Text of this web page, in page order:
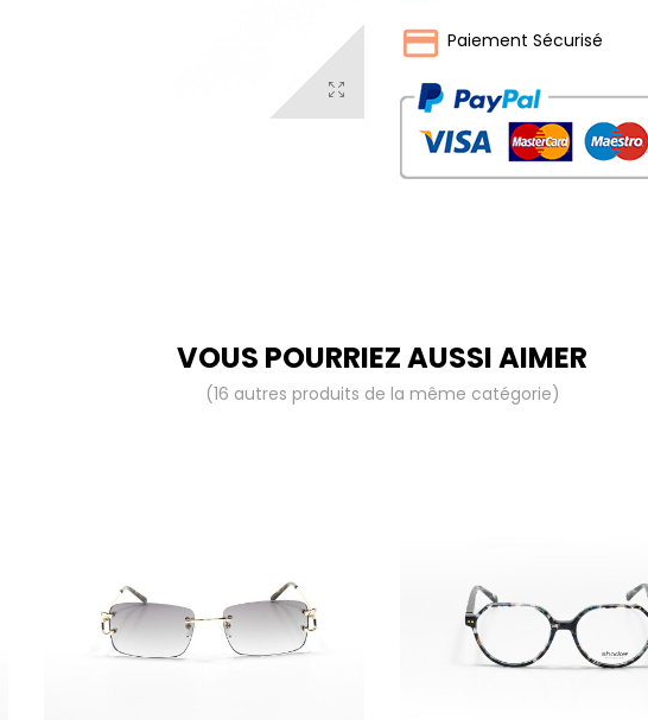
Paiement Sécurisé
VOUS POURRIEZ AUSSI AIMER
(16 autres produits de la même catégorie)